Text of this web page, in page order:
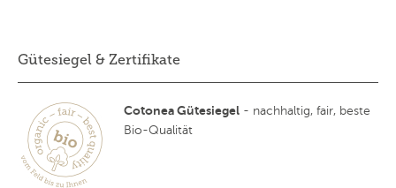
Gütesiegel & Zertifikate
Cotonea Gütesiegel - nachhaltig, fair, beste
Bio-Qualität